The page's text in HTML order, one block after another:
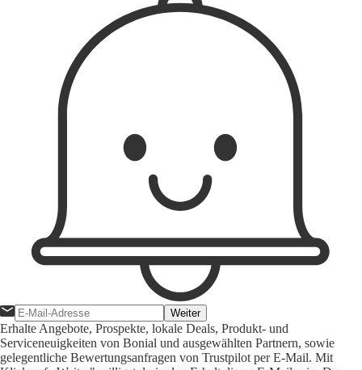
Weiter
Erhalte Angebote, Prospekte, lokale Deals, Produkt- und
Serviceneuigkeiten von Bonial und ausgewählten Partnern, sowie
gelegentliche Bewertungsanfragen von Trustpilot per E-Mail. Mit